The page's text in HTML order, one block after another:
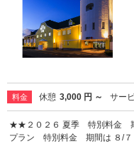
料金 休憩 3,000 円 ～ サー
★★２０２６ 夏季 特別料金
プラン 特別料金 期間は ８/